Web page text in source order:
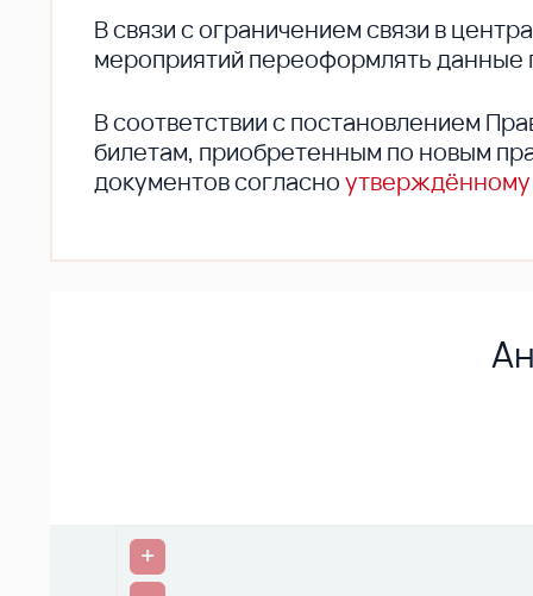
В cвязи с ограничением связи в
мероприятий переоформлять данные
В соответствии с постановлением
билетам, приобретенным по новым
документов согласно
+